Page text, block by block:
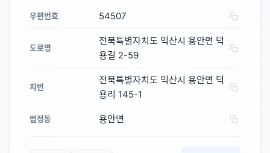
우편번호 54507
도로명
전북특별자치도 익산시 용안면 덕
용길 2-59
지번
전북특별자치도 익산시 용안면 덕
용리 145-1
법정동 용안면